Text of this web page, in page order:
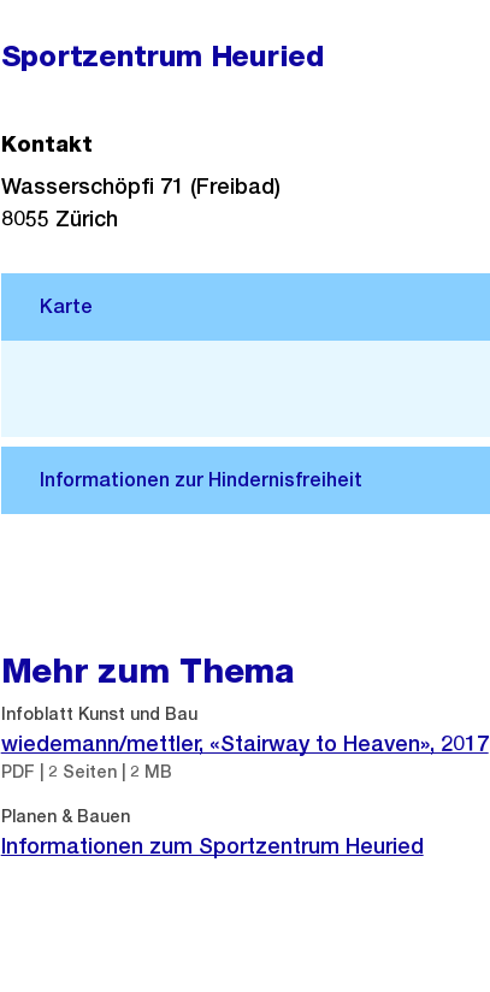
Sportzentrum Heuried
Kontakt
Wasserschöpfi 71 (Freibad)
8055 Zürich
Mehr zum Thema
Infoblatt Kunst und Bau
wiedemann/mettler, «Stairway to Heaven», 2017
PDF | 2 Seiten | 2 MB
Planen & Bauen
Informationen zum Sportzentrum Heuried